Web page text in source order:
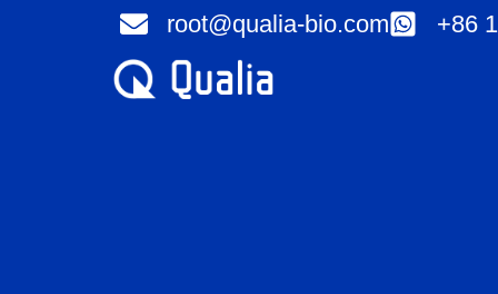
root@qualia-bio.com +86